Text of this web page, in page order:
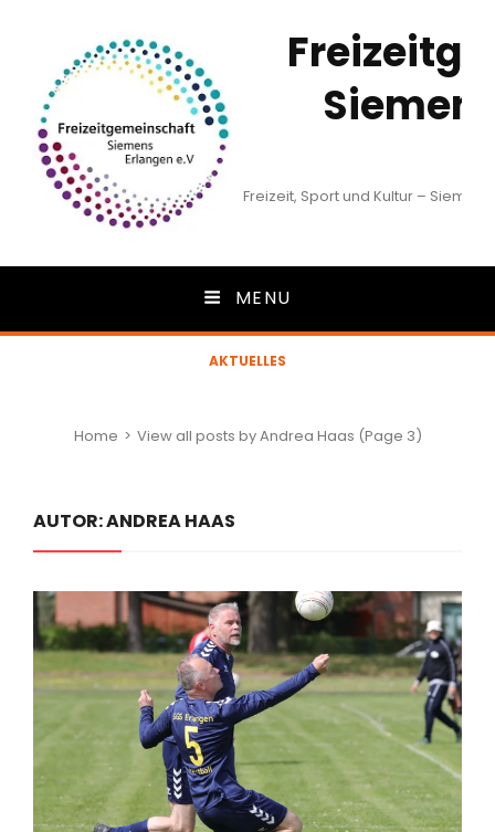
Freizeit, Sport und Kultur –
MENU
AKTUELLES
Home > View all posts byAndrea Haas (Page 3)
AUTOR:ANDREA HAAS